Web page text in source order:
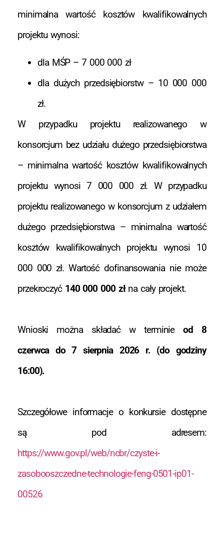
minimalna wartość kosztów kwalifikowalnych
projektu wynosi:
dla MŚP – 7 000 000 zł
dla dużych przedsiębiorstw – 10 000 000
zł.
W przypadku projektu realizowanego w
konsorcjum bez udziału dużego przedsiębiorstwa
– minimalna wartość kosztów kwalifikowalnych
projektu wynosi 7 000 000 zł. W przypadku
projektu realizowanego w konsorcjum z udziałem
dużego przedsiębiorstwa – minimalna wartość
kosztów kwalifikowalnych projektu wynosi 10
000 000 zł. Wartość dofinansowania nie może
przekroczyć 140 000 000 złna cały projekt.
Wnioski można składać w terminieod 8
czerwca do 7 sierpnia 2026 r. (do godziny
16:00).
Szczegółowe informacje o konkursie dostępne
są pod adresem:
https://www.gov.pl/web/ncbr/czyste-i-
zasobooszczedne-technologie-feng-0501-ip01-
00526